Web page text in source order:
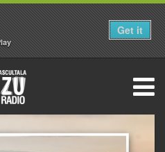
Get it